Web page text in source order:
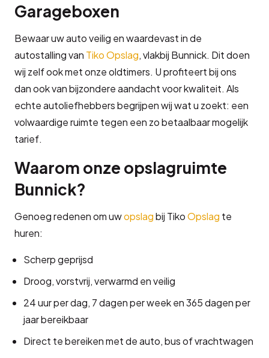
Garageboxen
Bewaar uw auto veilig en waardevast in de
autostalling van Tiko Opslag, vlakbij Bunnick. Dit doen
wij zelf ook met onze oldtimers. U profiteert bij ons
dan ook van bijzondere aandacht voor kwaliteit. Als
echte autoliefhebbers begrijpen wij wat u zoekt: een
volwaardige ruimte tegen een zo betaalbaar mogelijk
tarief.
Waarom onze opslagruimte
Bunnick?
Genoeg redenen om uwopslagbij TikoOpslag te
huren:
Scherp geprijsd
Droog, vorstvrij, verwarmd en veilig
24 uur per dag, 7 dagen per week en 365 dagen per
jaar bereikbaar
Direct te bereiken met de auto, bus of vrachtwagen